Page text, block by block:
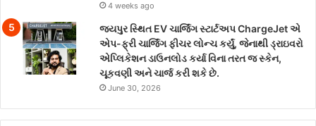
4 weeks ago
જયપુર સ્થિત EV ચાર્જિંગ સ્ટાર્ટઅપ ChargeJet એ
એપ-ફ્રી ચાર્જિંગ ફીચર લોન્ચ કર્યું, જેનાથી ડ્રાઇવરો
એપ્લિકેશન ડાઉનલોડ કર્યા વિના તરત જ સ્કેન,
ચૂકવણી અને ચાર્જ કરી શકે છે.
June 30, 2026